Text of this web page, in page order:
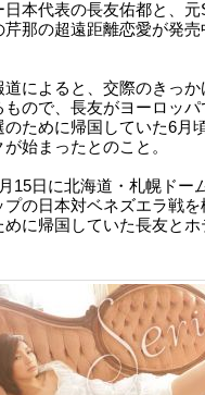
日本代表の長友佑都と、
芹那の超遠距離恋愛が発
道によると、交際のきっ
もので、長友がヨーロッ
のために帰国していた6月
始まったとのこと。
15日に北海道・札幌ドー
プの日本対ベネズエラ戦
めに帰国していた長友と